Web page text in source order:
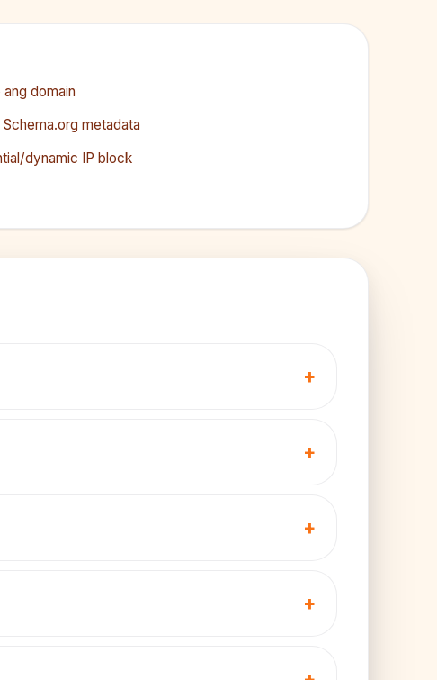
domain
metadata
dynamic IP block